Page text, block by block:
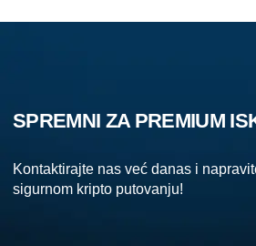
SPREMNI ZA PREMIUM
Kontaktirajte nas već danas i
sigurnom kripto putovanju!